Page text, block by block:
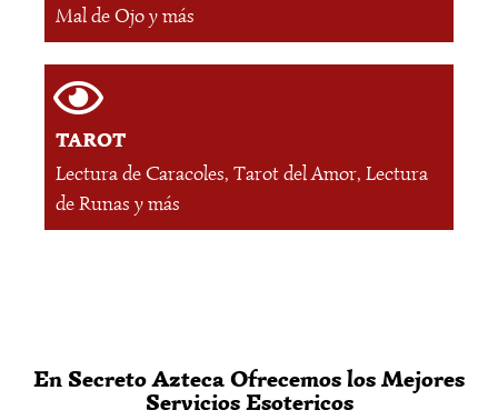
Mal de Ojo y más
TAROT
Lectura de Caracoles, Tarot del Amor, Lectura
de Runas y más
En Secreto Azteca Ofrecemos los Mejores
Servicios Esotericos